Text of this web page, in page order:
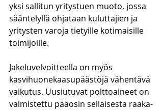
yksi sallitun yritystuen muoto, jossa
sääntelyllä ohjataan kuluttajien ja
yritysten varoja tietyille kotimaisille
toimijoille.
Jakeluvelvoitteella on myös
kasvihuonekaasupäästöjä vähentävä
vaikutus. Uusiutuvat polttoaineet on
valmistettu pääosin sellaisesta raaka-